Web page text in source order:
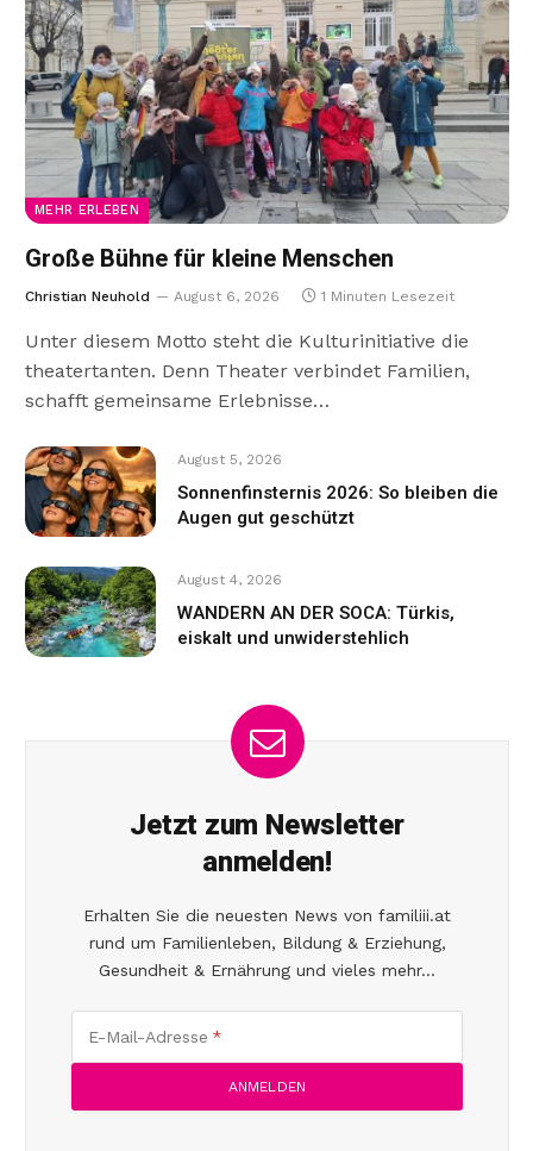
MEHR ERLEBEN
Große Bühne für kleine Menschen
Christian Neuhold August 6, 2026 1 Minuten Lesezeit
Unter diesem Motto steht die Kulturinitiative die
theatertanten. Denn Theater verbindet Familien,
schafft gemeinsame Erlebnisse…
August 5, 2026
Sonnenfinsternis 2026: So bleiben die
Augen gut geschützt
August 4, 2026
WANDERN AN DER SOCA: Türkis,
eiskalt und unwiderstehlich
Jetzt zum Newsletter
anmelden!
Erhalten Sie die neuesten News von familiii.at
rund um Familienleben, Bildung & Erziehung,
Gesundheit & Ernährung und vieles mehr...
E-Mail-Adresse